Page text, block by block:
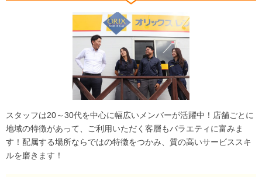
スタッフは20～30代を中心に幅広いメンバーが活躍中！店舗ごとに
地域の特徴があって、ご利用いただく客層もバラエティに富みま
す！配属する場所ならではの特徴をつかみ、質の高いサービススキ
ルを磨きます！